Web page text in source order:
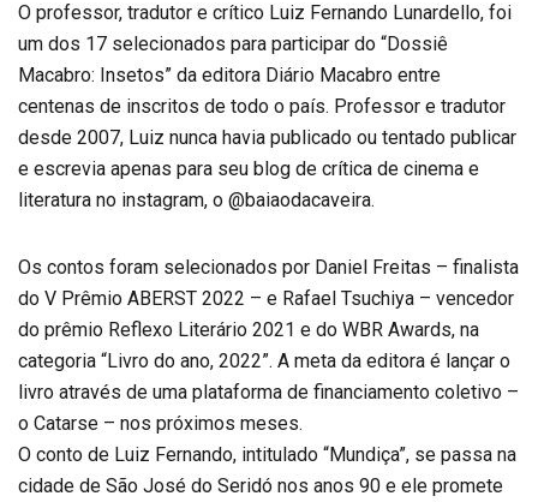
O professor, tradutor e crítico Luiz Fernando Lunardello, foi
um dos 17 selecionados para participar do “Dossiê
Macabro: Insetos” da editora Diário Macabro entre
centenas de inscritos de todo o país. Professor e tradutor
desde 2007, Luiz nunca havia publicado ou tentado publicar
e escrevia apenas para seu blog de crítica de cinema e
literatura no instagram, o @baiaodacaveira.
Os contos foram selecionados por Daniel Freitas – finalista
do V Prêmio ABERST 2022 – e Rafael Tsuchiya – vencedor
do prêmio Reflexo Literário 2021 e do WBR Awards, na
categoria “Livro do ano, 2022”. A meta da editora é lançar o
livro através de uma plataforma de financiamento coletivo –
o Catarse – nos próximos meses.
O conto de Luiz Fernando, intitulado “Mundiça”, se passa na
cidade de São José do Seridó nos anos 90 e ele promete